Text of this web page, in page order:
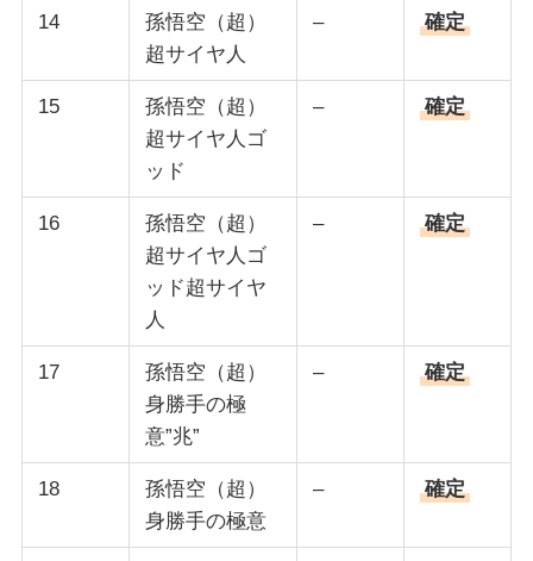
14
孫悟空（超）
超サイヤ人
– 確定
15
孫悟空（超）
超サイヤ人ゴ
ッド
– 確定
16
孫悟空（超）
超サイヤ人ゴ
ッド超サイヤ
人
– 確定
17
孫悟空（超）
身勝手の極
意”兆”
– 確定
18
孫悟空（超）
身勝手の極意
– 確定